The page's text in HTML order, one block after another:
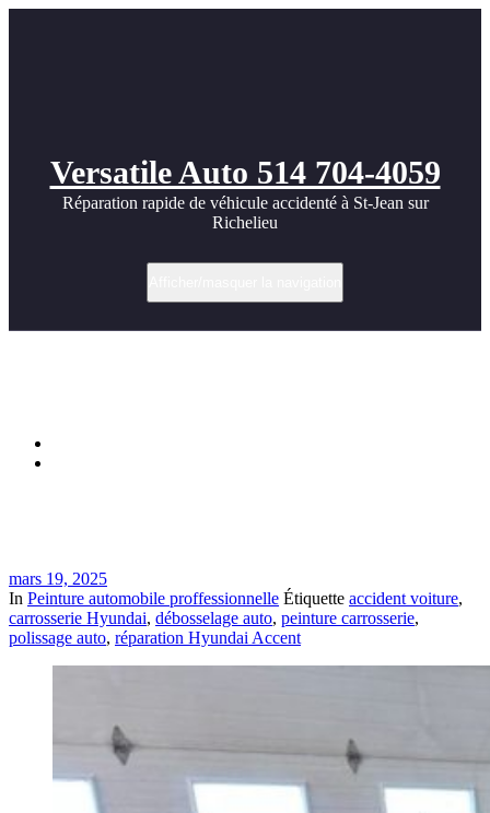
Versatile Auto 514 704-4059
Réparation rapide de véhicule accidenté à St-Jean sur
Richelieu
mars 19, 2025
In Peinture automobile proffessionnelle Étiquette accident voiture,
carrosserie Hyundai, débosselage auto, peinture carrosserie,
polissage auto, réparation Hyundai Accent